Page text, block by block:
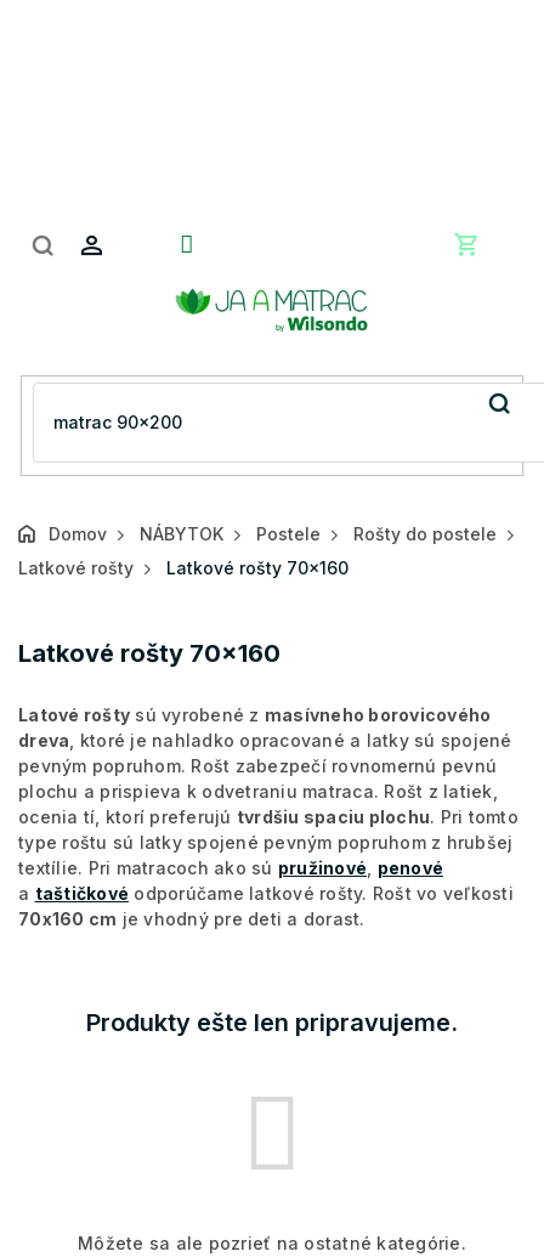
Domov NÁBYTOK Postele
Rošty do postele
Latkové rošty
Latkové rošty 70x160
Latkové rošty 70x160
Latové rošty sú vyrobené z masívneho borovicového
dreva , ktoré je nahladko opracované a latky sú spojené
pevným popruhom. Rošt zabezpečí rovnomernú pevnú
plochu a prispieva k odvetraniu matraca. Rošt z latiek,
ocenia tí, ktorí preferujú tvrdšiu spaciu plochu. Pri tomto
type roštu sú latky spojené pevným popruhom z hrubšej
textílie. Pri matracoch ako sú pružinové
penové
a taštičkové odporúčame latkové rošty. Rošt vo veľkosti
70x160 cm je vhodný pre deti a dorast.
Produkty ešte len pripravujeme.
Môžete sa ale pozrieť na ostatné kategórie.